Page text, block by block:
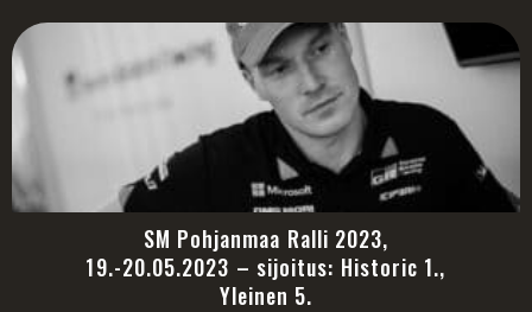
SM Pohjanmaa Ralli 2023,
19.-20.05.2023 – sijoitus: Historic 1.,
Yleinen 5.